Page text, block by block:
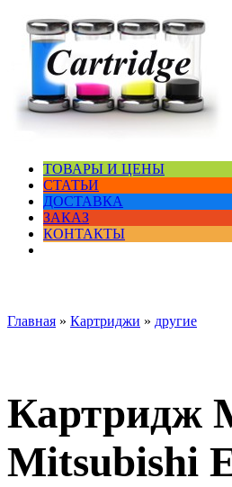
ТОВАРЫ И ЦЕНЫ
СТАТЬИ
ДОСТАВКА
ЗАКАЗ
КОНТАКТЫ
Главная » Картриджи » другие
Картридж
Mitsubishi